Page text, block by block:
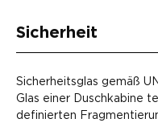
Sicherheit
Sicherheitsglas gemäß
Glas einer Duschkabine
definierten